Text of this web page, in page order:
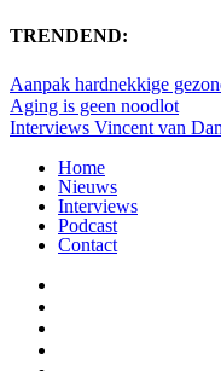
TRENDEND:
Aanpak hardnekkige
Aging is geen noodlot
Interviews Vincent van
Home
Nieuws
Interviews
Podcast
Contact